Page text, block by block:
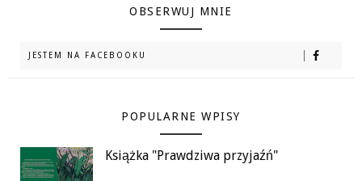
OBSERWUJ MNIE
JESTEM NA FACEBOOKU
POPULARNE WPISY
Książka "Prawdziwa przyjaźń"